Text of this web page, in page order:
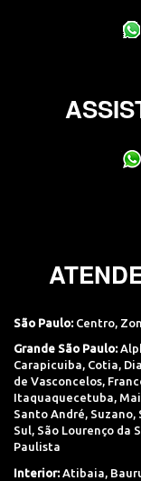
São Paulo: Centro,
Grande São Paulo:
Carapicuiba, Cotia,
de Vasconcelos,
Itaquaquecetuba,
Santo André, Suzano,
Sul, São Lourenço da
Paulista
Interior: Atibaia,